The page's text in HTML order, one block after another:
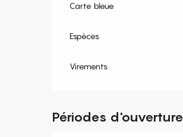
Carte bleue
Espèces
Virements
Périodes d'ouverture